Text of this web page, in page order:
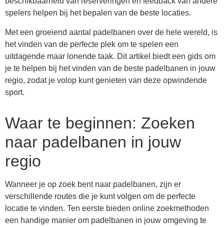
spelers helpen bij het bepalen van de beste locaties.
Met een groeiend aantal padelbanen over de hele wereld, is
het vinden van de perfecte plek om te spelen een
uitdagende maar lonende taak. Dit artikel biedt een gids om
je te helpen bij het vinden van de beste padelbanen in jouw
regio, zodat je volop kunt genieten van deze opwindende
sport.
Waar te beginnen: Zoeken
naar padelbanen in jouw
regio
Wanneer je op zoek bent naar padelbanen, zijn er
verschillende routes die je kunt volgen om de perfecte
locatie te vinden. Ten eerste bieden online zoekmethoden
een handige manier om padelbanen in jouw omgeving te